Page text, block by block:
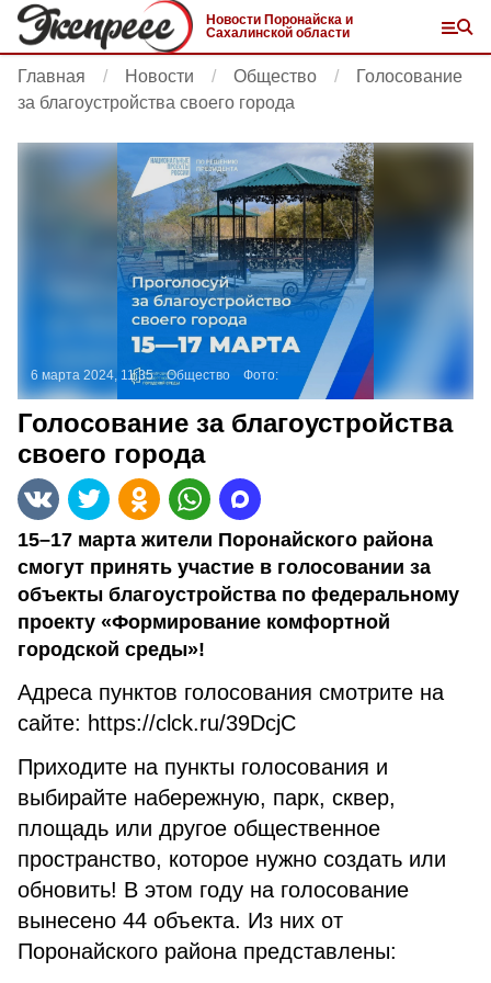
Новости Поронайска и
Сахалинской области
Главная Новости Общество
Голосование
за благоустройства своего города
6 марта 2024, 11:35 Общество Фото:
Голосование за благоустройства
своего города
15–17 марта жители Поронайского района
смогут принять участие в голосовании за
объекты благоустройства по федеральному
проекту «Формирование комфортной
городской среды»!
Адреса пунктов голосования смотрите на
сайте: https://clck.ru/39DcjC
Приходите на пункты голосования и
выбирайте набережную, парк, сквер,
площадь или другое общественное
пространство, которое нужно создать или
обновить! В этом году на голосование
вынесено 44 объекта. Из них от
Поронайского района представлены: